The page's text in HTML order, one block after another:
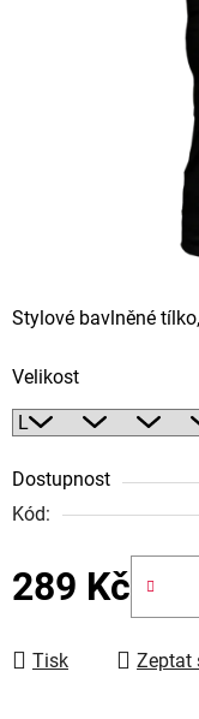
Stylové bavlněné
Velikost
Dostupnost
Kód:
289 Kč
Tisk Zeptat